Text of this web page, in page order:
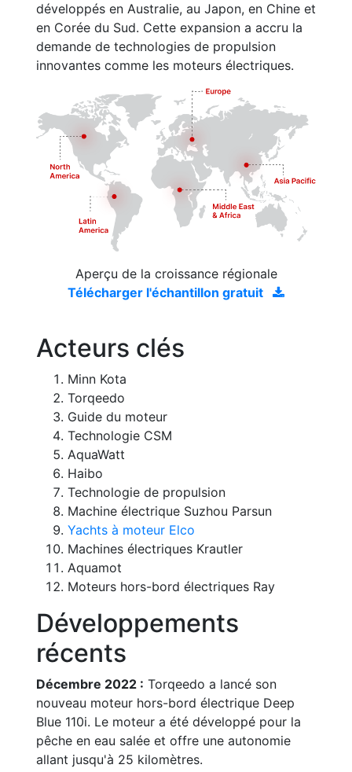
développés en Australie, au Japon, en Chine et
en Corée du Sud. Cette expansion a accru la
demande de technologies de propulsion
innovantes comme les moteurs électriques.
Aperçu de la croissance régionale
Télécharger l'échantillon gratuit
Acteurs clés
Minn Kota
Torqeedo
Guide du moteur
Technologie CSM
AquaWatt
Haibo
Technologie de propulsion
Machine électrique Suzhou Parsun
Yachts à moteur Elco
Machines électriques Krautler
Aquamot
Moteurs hors-bord électriques Ray
Développements
récents
Décembre 2022 : Torqeedo a lancé son
nouveau moteur hors-bord électrique Deep
Blue 110i. Le moteur a été développé pour la
pêche en eau salée et offre une autonomie
allant jusqu'à 25 kilomètres.